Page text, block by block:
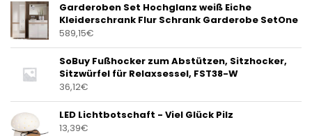
Garderoben Set Hochglanz weiß Eiche
Kleiderschrank Flur Schrank Garderobe SetOne
589,15€
SoBuy Fußhocker zum Abstützen, Sitzhocker,
Sitzwürfel für Relaxsessel, FST38-W
36,12€
LED Lichtbotschaft - Viel Glück Pilz
13,39€